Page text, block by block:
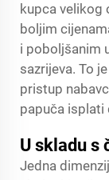
kupca velikog
boljim
i poboljšanim
sazrijeva. To
pristup
papuča isplati
U skladu s
Jedna